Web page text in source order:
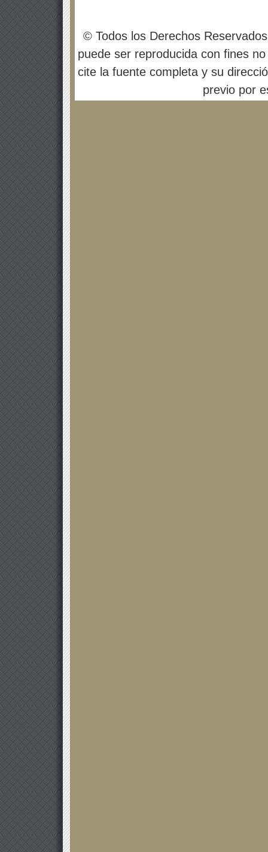
© Todos los Derechos
puede ser reproducida con fines
cite la fuente completa y su
previo por